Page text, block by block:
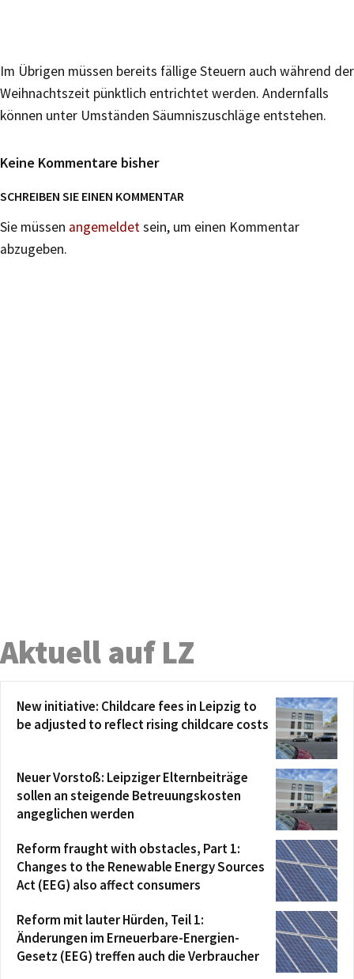
Im Übrigen müssen bereits fällige Steuern auch während der
Weihnachtszeit pünktlich entrichtet werden. Andernfalls
können unter Umständen Säumniszuschläge entstehen.
Keine Kommentare bisher
SCHREIBEN SIE EINEN KOMMENTAR
Sie müssen angemeldetsein, um einen Kommentar
abzugeben.
Aktuell auf LZ
New initiative: Childcare fees in Leipzig to
be adjusted to reflect rising childcare costs
Neuer Vorstoß: Leipziger Elternbeiträge
sollen an steigende Betreuungskosten
angeglichen werden
Reform fraught with obstacles, Part 1:
Changes to the Renewable Energy Sources
Act (EEG) also affect consumers
Reform mit lauter Hürden, Teil 1:
Änderungen im Erneuerbare-Energien-
Gesetz (EEG) treffen auch die Verbraucher